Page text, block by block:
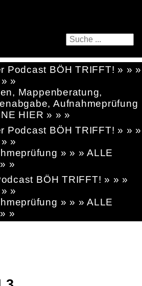
Podcast BÖH TRIFFT! » » »
»
Mappenberatung,
Aufnahmeprüfung
HIER » » »
Podcast BÖH TRIFFT! » » »
»
» » » ALLE
»
BÖH TRIFFT! » » »
»
» » » ALLE
»